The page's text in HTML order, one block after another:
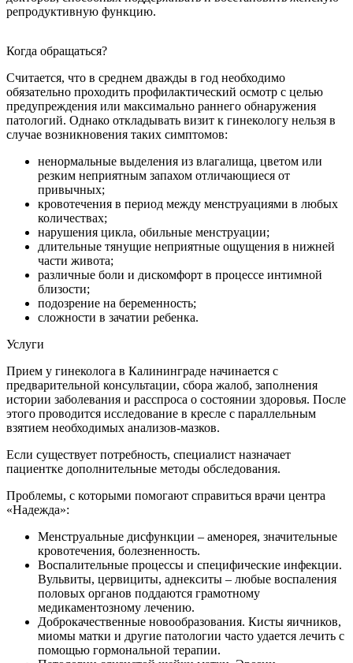
репродуктивную функцию.
Когда обращаться?
Считается, что в среднем дважды в год необходимо
обязательно проходить профилактический осмотр с целью
предупреждения или максимально раннего обнаружения
патологий. Однако откладывать визит к гинекологу нельзя в
случае возникновения таких симптомов:
ненормальные выделения из влагалища, цветом или
резким неприятным запахом отличающиеся от
привычных;
кровотечения в период между менструациями в любых
количествах;
нарушения цикла, обильные менструации;
длительные тянущие неприятные ощущения в нижней
части живота;
различные боли и дискомфорт в процессе интимной
близости;
подозрение на беременность;
сложности в зачатии ребенка.
Услуги
Прием у гинеколога в Калининграде начинается с
предварительной консультации, сбора жалоб, заполнения
истории заболевания и расспроса о состоянии здоровья. После
этого проводится исследование в кресле с параллельным
взятием необходимых анализов-мазков.
Если существует потребность, специалист назначает
пациентке дополнительные методы обследования.
Проблемы, с которыми помогают справиться врачи центра
«Надежда»:
Менструальные дисфункции – аменорея, значительные
кровотечения, болезненность.
Воспалительные процессы и специфические инфекции.
Вульвиты, цервициты, аднекситы – любые воспаления
половых органов поддаются грамотному
медикаментозному лечению.
Доброкачественные новообразования. Кисты яичников,
миомы матки и другие патологии часто удается лечить с
помощью гормональной терапии.